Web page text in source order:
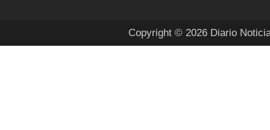
Copyright © 2026 Diario